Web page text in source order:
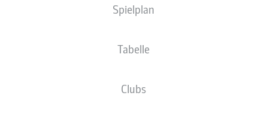
Spielplan
Tabelle
Clubs
BOCHUM UND MAINZ TRENNEN SICH IM